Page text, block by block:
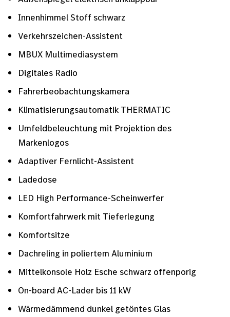
Innenhimmel Stoff schwarz
Verkehrszeichen-Assistent
MBUX Multimediasystem
Digitales Radio
Fahrerbeobachtungskamera
Klimatisierungsautomatik THERMATIC
Umfeldbeleuchtung mit Projektion des
Markenlogos
Adaptiver Fernlicht-Assistent
Ladedose
LED High Performance-Scheinwerfer
Komfortfahrwerk mit Tieferlegung
Komfortsitze
Dachreling in poliertem Aluminium
Mittelkonsole Holz Esche schwarz offenporig
On-board AC-Lader bis 11 kW
Wärmedämmend dunkel getöntes Glas